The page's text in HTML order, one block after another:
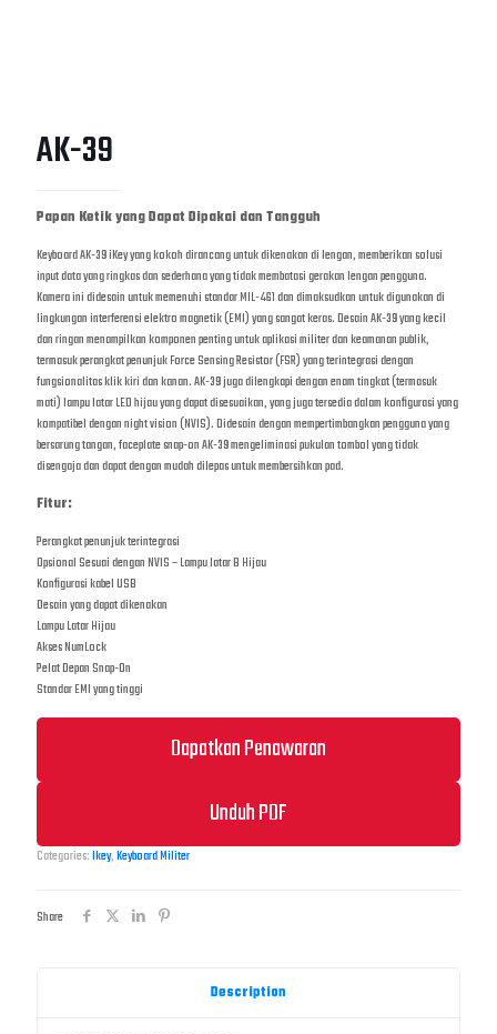
AK-39
Papan Ketik yang Dapat Dipakai dan Tangguh
Keyboard AK-39 iKey yang kokoh dirancang untuk dikenakan di lengan, memberikan solusi
input data yang ringkas dan sederhana yang tidak membatasi gerakan lengan pengguna.
Kamera ini didesain untuk memenuhi standar MIL-461 dan dimaksudkan untuk digunakan di
lingkungan interferensi elektro magnetik (EMI) yang sangat keras. Desain AK-39 yang kecil
dan ringan menampilkan komponen penting untuk aplikasi militer dan keamanan publik,
termasuk perangkat penunjuk Force Sensing Resistor (FSR) yang terintegrasi dengan
fungsionalitas klik kiri dan kanan. AK-39 juga dilengkapi dengan enam tingkat (termasuk
mati) lampu latar LED hijau yang dapat disesuaikan, yang juga tersedia dalam konfigurasi yang
kompatibel dengan night vision (NVIS). Didesain dengan mempertimbangkan pengguna yang
bersarung tangan, faceplate snap-on AK-39 mengeliminasi pukulan tombol yang tidak
disengaja dan dapat dengan mudah dilepas untuk membersihkan pad.
Fitur:
Perangkat penunjuk terintegrasi
Opsional Sesuai dengan NVIS – Lampu latar B Hijau
Konfigurasi kabel USB
Desain yang dapat dikenakan
Lampu Latar Hijau
Akses NumLock
Pelat Depan Snap-On
Standar EMI yang tinggi
Dapatkan Penawaran
Unduh PDF
Categories:Ikey,Keyboard Militer
Share
Description